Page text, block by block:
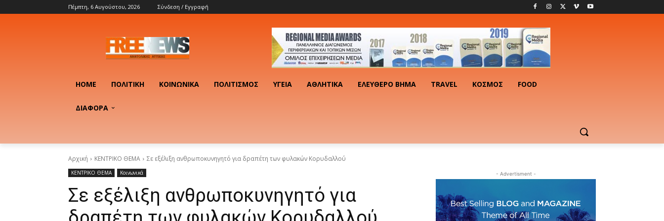
Πέμπτη, 6 Αυγούστου, 2026 Σύνδεση / Εγγραφή
HOME ΠΟΛΙΤΙΚΉ ΚΟΙΝΩΝΙΚΆ ΠΟΛΙΤΙΣΜΌΣ ΥΓΕΊΑ ΑΘΛΗΤΙΚΆ ΕΛΕΎΘΕΡΟ ΒΉΜΑ TRAVEL ΚΟΣΜΟΣ FOOD
ΔΙΑΦΟΡΑ
Αρχική ΚΕΝΤΡΙΚΟ ΘΕΜΑ Σε εξέλιξη ανθρωποκυνηγητό για δραπέτη των φυλακών Κορυδαλλού
ΚΕΝΤΡΙΚΟ ΘΕΜΑ Κοινωνικά
Σε εξέλιξη ανθρωποκυνηγητό για
- Advertisment -